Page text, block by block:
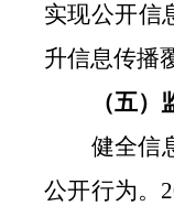
实现公开信
升信息传播
（五
健全信
公开行为。